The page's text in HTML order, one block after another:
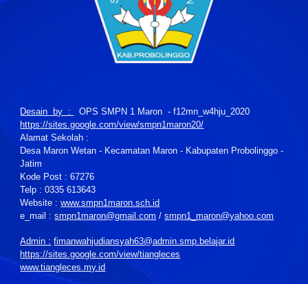
Desain by :
OPS SMPN 1 Maron - f12mn_w4hju_2020
https://sites.google.com/view/smpn1maron20/
Alamat Sekolah :
Desa Maron Wetan - Kecamatan Maron - Kabupaten Probolinggo -
Jatim
Kode Post : 67276
Telp : 0335 613643
Website :www.smpn1maron.sch.id
e_mail :smpn1maron@gmail.com /smpn1_maron@yahoo.com
Admin : fimanwahjudiansyah63@admin.smp.belajar.id
https://sites.google.com/view/tiangleces
www.tiangleces.my.id